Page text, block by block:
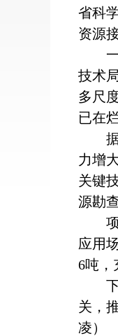
省科
资源
一年
技术
多尺
已在
据了
力增
关键
源勘
项目
应用
6吨，
下一
关，
凌）